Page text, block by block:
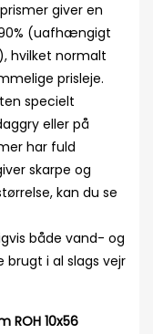
giver en
(uafhængigt
hvilket normalt
prisleje.
specielt
eller på
har fuld
skarpe og
kan du se
både vand- og
i al slags vejr
10x56